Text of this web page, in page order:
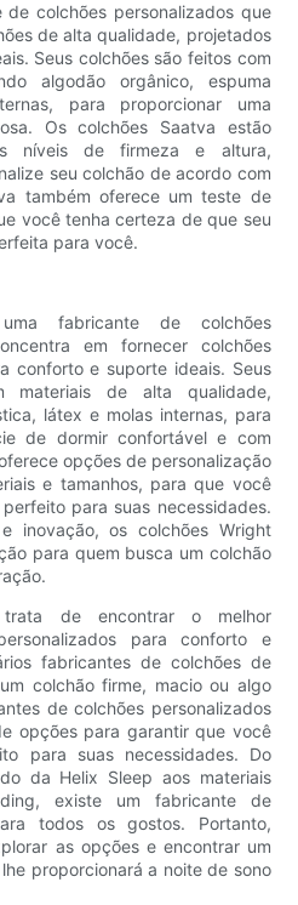
colchões personalizados que
de alta qualidade, projetados
Seus colchões são feitos com
algodão orgânico, espuma
para proporcionar uma
Os colchões Saatva estão
níveis de firmeza e altura,
seu colchão de acordo com
também oferece um teste de
você tenha certeza de que seu
para você.
fabricante de colchões
em fornecer colchões
conforto e suporte ideais. Seus
materiais de alta qualidade,
látex e molas internas, para
de dormir confortável e com
opções de personalização
e tamanhos, para que você
para suas necessidades.
inovação, os colchões Wright
para quem busca um colchão
trata de encontrar o melhor
para conforto e
fabricantes de colchões de
colchão firme, macio ou algo
de colchões personalizados
opções para garantir que você
para suas necessidades. Do
da Helix Sleep aos materiais
existe um fabricante de
todos os gostos. Portanto,
as opções e encontrar um
proporcionará a noite de sono